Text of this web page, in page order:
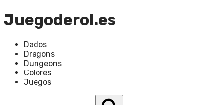
Juegoderol.es
Dados
Dragons
Dungeons
Colores
Juegos